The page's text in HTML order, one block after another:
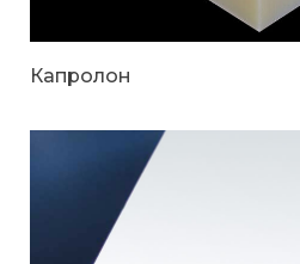
Капролон